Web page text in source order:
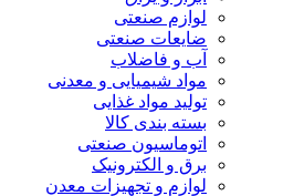
لوازم صنعتی
ضایعات صنعتی
آب و فاضلاب
مواد شیمیایی و معدنی
تولید مواد غذایی
بسته بندی کالا
اتوماسیون صنعتی
برق و الکترونیک
لوازم و تجهیزات معدن